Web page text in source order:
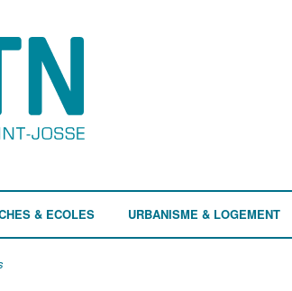
& ECOLES URBANISME & LOGEMENT